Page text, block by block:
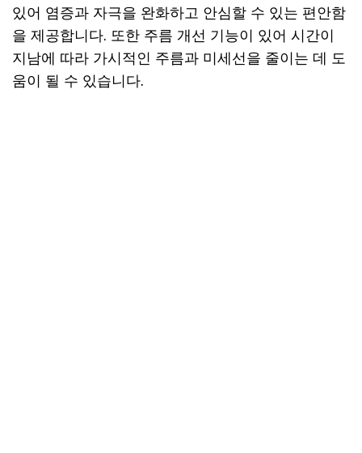
있어 염증과 자극을 완화하고 안심할 수 있는 편안함
을 제공합니다. 또한 주름 개선 기능이 있어 시간이
지남에 따라 가시적인 주름과 미세선을 줄이는 데 도
움이 될 수 있습니다.